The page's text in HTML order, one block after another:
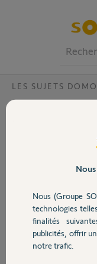
Volet
Sécurité
Domotique
LES SUJETS
Migration
Après la migration de
procédure) je constate
consommations
Pouvez-vous régler le
Olivier J.
il y a plus de 7 ans
Nous (Groupe
technologies
finalités
publicités, offrir
notre trafic.